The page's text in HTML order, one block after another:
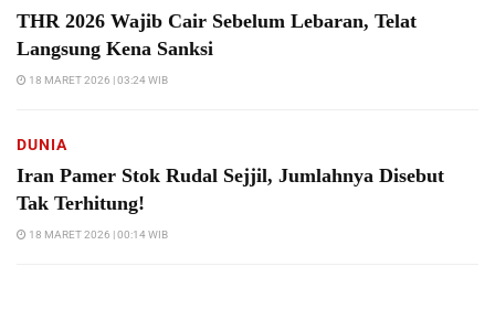
THR 2026 Wajib Cair Sebelum Lebaran, Telat
Langsung Kena Sanksi
18 MARET 2026 | 03:24 WIB
DUNIA
Iran Pamer Stok Rudal Sejjil, Jumlahnya Disebut
Tak Terhitung!
18 MARET 2026 | 00:14 WIB